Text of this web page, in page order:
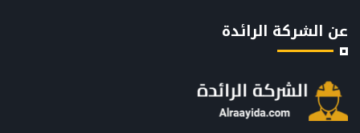
عن الشركة الرائدة